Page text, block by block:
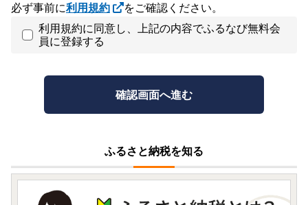
必ず事前に利用規約
をご確認ください。
利用規約に同意し、上記の内容でふるなび無料会
員に登録する
ふるさと納税を知る